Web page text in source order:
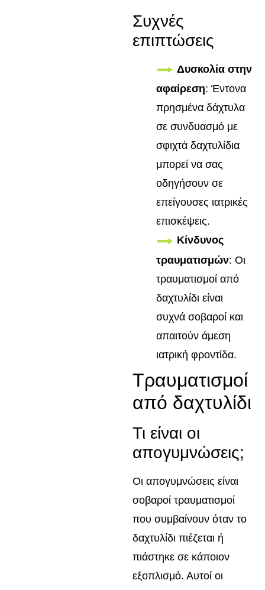
Συχνές
επιπτώσεις
Δυσκολία στην
αφαίρεση: Έντονα
πρησμένα δάχτυλα
σε συνδυασμό με
σφιχτά δαχτυλίδια
μπορεί να σας
οδηγήσουν σε
επείγουσες ιατρικές
επισκέψεις.
Κίνδυνος
τραυματισμών: Οι
τραυματισμοί από
δαχτυλίδι είναι
συχνά σοβαροί και
απαιτούν άμεση
ιατρική φροντίδα.
Τραυματισμοί
από δαχτυλίδι
Τι είναι οι
απογυμνώσεις;
Οι απογυμνώσεις είναι
σοβαροί τραυματισμοί
που συμβαίνουν όταν το
δαχτυλίδι πιέζεται ή
πιάστηκε σε κάποιον
εξοπλισμό. Αυτοί οι